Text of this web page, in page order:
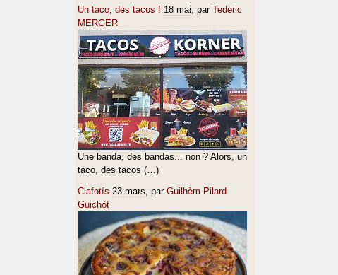
Un taco, des tacos ! 18 mai, par Tederic
MERGER
Une banda, des bandas... non ? Alors, un
taco, des tacos (…)
Clafotís 23 mars, par Guilhèm Pilard
Guichòt